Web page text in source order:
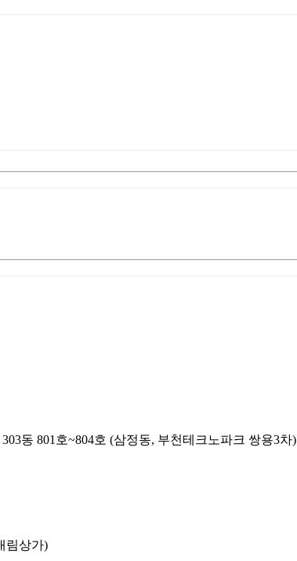
동 801호~804호 (삼정동, 부천테크노파크 쌍용3차)
림상가)